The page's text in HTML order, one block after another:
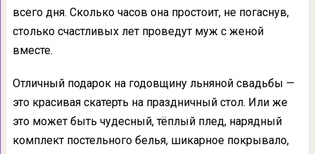
всего дня. Сколько часов она простоит, не погаснув,
столько счастливых лет проведут муж с женой
вместе.
Отличный подарок на годовщину льняной свадьбы —
это красивая скатерть на праздничный стол. Или же
это может быть чудесный, тёплый плед, нарядный
комплект постельного белья, шикарное покрывало,